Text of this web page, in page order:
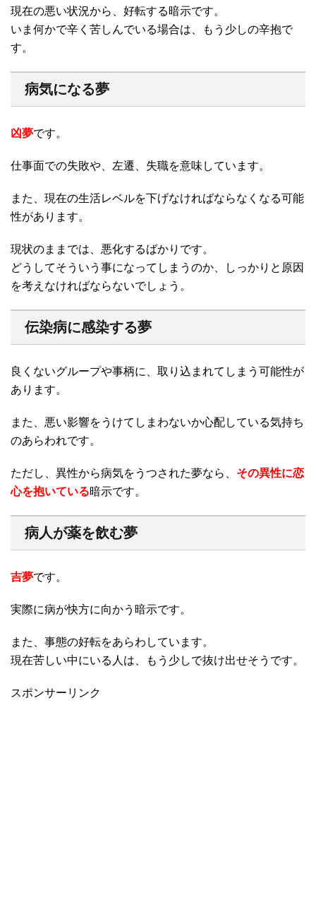
現在の悪い状況から、好転する暗示です。
いま何かで辛く苦しんでいる場合は、もう少しの辛抱で
す。
病気になる夢
凶夢です。
仕事面での失敗や、左遷、失職を意味しています。
また、現在の生活レベルを下げなければならなくなる可能
性があります。
現状のままでは、悪化するばかりです。
どうしてそういう事になってしまうのか、しっかりと原因
を考えなければならないでしょう。
伝染病に感染する夢
良くないグループや事柄に、取り込まれてしまう可能性が
あります。
また、悪い影響をうけてしまわないか心配している気持ち
のあらわれです。
ただし、異性から病気をうつされた夢なら、 その異性に恋
心を抱いている暗示です。
病人が薬を飲む夢
吉夢です。
実際に病が快方に向かう暗示です。
また、事態の好転をあらわしています。
現在苦しい中にいる人は、もう少しで抜け出せそうです。
スポンサーリンク